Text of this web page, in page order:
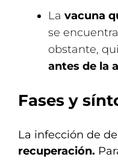
La vacuna
se
obstante,
antes de la
Fases y
La infección de
recuperación.